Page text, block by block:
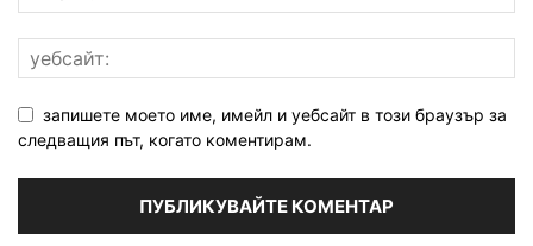
запишете моето име, имейл и уебсайт в този браузър за
следващия път, когато коментирам.